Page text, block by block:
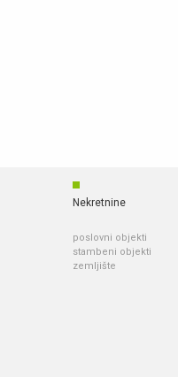
Nekretnine
poslovni objekti
stambeni objekti
zemljište